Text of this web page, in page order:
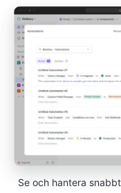
Se och hantera